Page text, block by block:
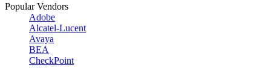
Popular Vendors
Adobe
Alcatel-Lucent
Avaya
BEA
CheckPoint